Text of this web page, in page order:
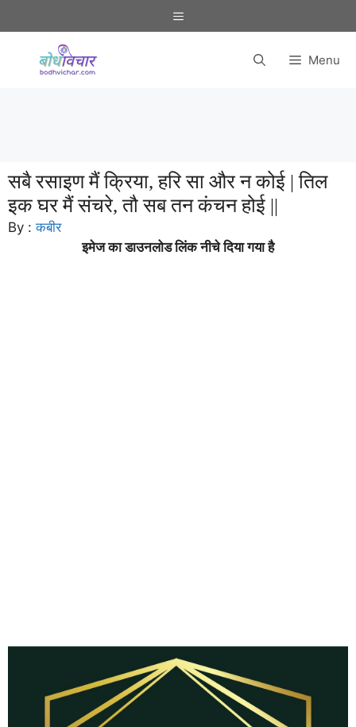
to
Menu
Menu
सबै रसाइण मैं क्रिया, हरि सा और न कोई | तिल
इक घर मैं संचरे, तौ सब तन कंचन होई ||
By :कबीर
इमेज का डाउनलोड लिंक नीचे दिया गया है